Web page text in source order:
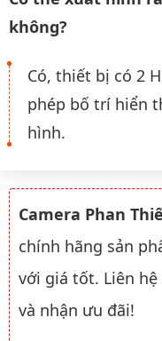
không?
Có, thiết bị có 2
phép bố trí hiển
hình.
Camera Phan
chính hãng sản
với giá tốt. Liên
và nhận ưu đãi!